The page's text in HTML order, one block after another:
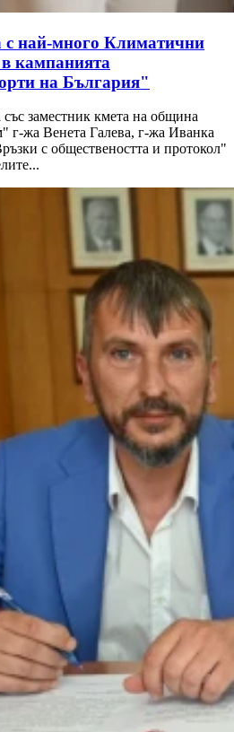
най-много Климатични
кампанията
на България"
заместник кмета на община
г-жа Венета Галева, г-жа Иванка
с обществеността и протокол"